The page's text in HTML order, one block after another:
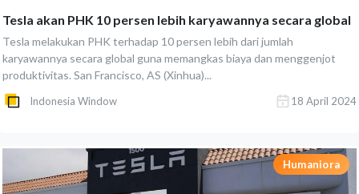
Tesla akan PHK 10 persen lebih karyawannya secara global
Tesla melakukan PHK terhadap 10 persen lebih dari jumlah
karyawannya secara global guna memangkas biaya dan menggenjot
produktivitas. San Francisco, AS (Xinhua)...
Indonesia Window 18 April 2024
Humaniora